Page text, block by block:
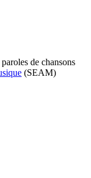
de chansons
(SEAM)